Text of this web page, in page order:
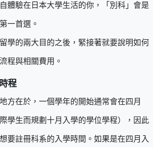
體驗在日本大學生活的你，「別科」會是
一首選。
學的兩大目的之後，緊接著就要說明如何
程與相關費用。
程
方在於，一個學年的開始通常會在四月
學生而規劃十月入學的學位學程），因此
要註冊科系的入學時間。如果是在四月入